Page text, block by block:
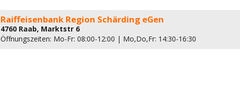
Raiffeisenbank Region Schärding eGen
4760 Raab, Marktstr 6
Öffnungszeiten: Mo-Fr: 08:00-12:00 | Mo,Do,Fr: 14:30-16:30